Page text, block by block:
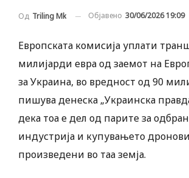
Од Triling Mk Објавено 30/06/2026 19:09
Европската комисија уплати
милијарди евра од заемот на
за Украина, во вредност од 90
пишува денеска „Украинска
дека тоа е дел од парите за
индустрија и купувањето дронови
произведени во таа земја.